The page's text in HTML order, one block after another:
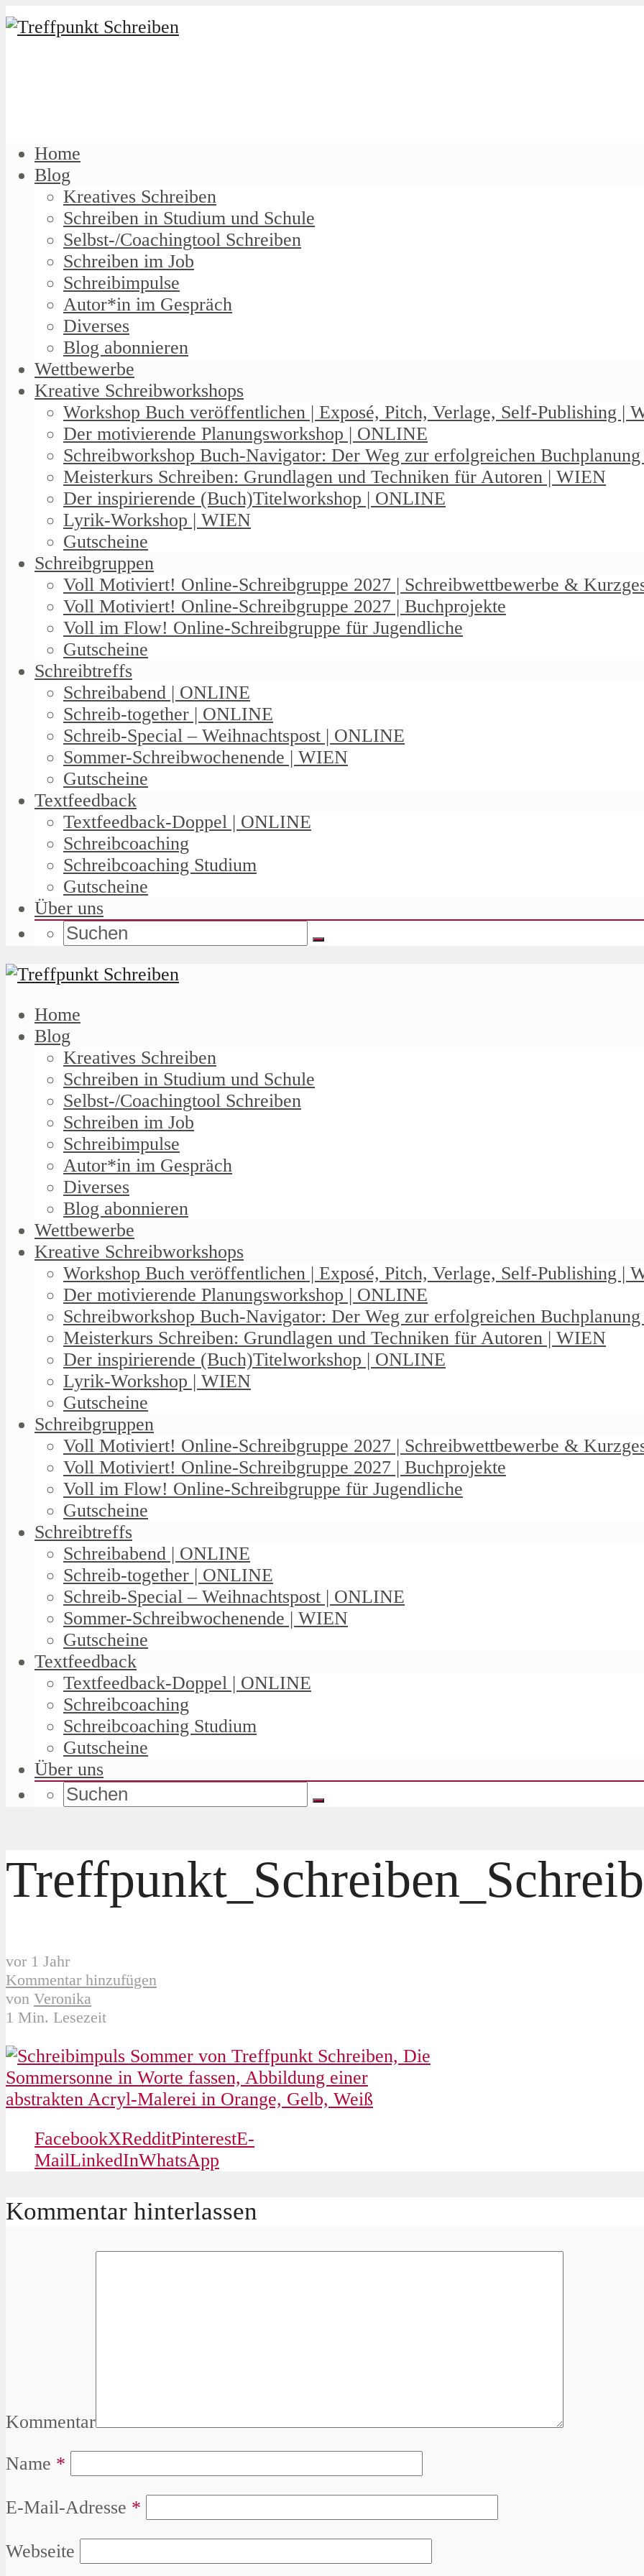
Home
Blog
Kreatives Schreiben
Schreiben in Studium und Schule
Selbst-/Coachingtool Schreiben
Schreiben im Job
Schreibimpulse
Autor*in im Gespräch
Diverses
Blog abonnieren
Wettbewerbe
Kreative Schreibworkshops
Workshop Buch veröffentlichen | Exposé, Pitch, Verlage, Self-Publishing |
Der motivierende Planungsworkshop | ONLINE
Schreibworkshop Buch-Navigator: Der Weg zur erfolgreichen
Meisterkurs Schreiben: Grundlagen und Techniken für Autoren | WIEN
Der inspirierende (Buch)Titelworkshop | ONLINE
Lyrik-Workshop | WIEN
Gutscheine
Schreibgruppen
Voll Motiviert! Online-Schreibgruppe 2027 | Schreibwettbewerbe &
Voll Motiviert! Online-Schreibgruppe 2027 | Buchprojekte
Voll im Flow! Online-Schreibgruppe für Jugendliche
Gutscheine
Schreibtreffs
Schreibabend | ONLINE
Schreib-together | ONLINE
Schreib-Special – Weihnachtspost | ONLINE
Sommer-Schreibwochenende | WIEN
Gutscheine
Textfeedback
Textfeedback-Doppel | ONLINE
Schreibcoaching
Schreibcoaching Studium
Gutscheine
Über uns
Home
Blog
Kreatives Schreiben
Schreiben in Studium und Schule
Selbst-/Coachingtool Schreiben
Schreiben im Job
Schreibimpulse
Autor*in im Gespräch
Diverses
Blog abonnieren
Wettbewerbe
Kreative Schreibworkshops
Workshop Buch veröffentlichen | Exposé, Pitch, Verlage, Self-Publishing |
Der motivierende Planungsworkshop | ONLINE
Schreibworkshop Buch-Navigator: Der Weg zur erfolgreichen
Meisterkurs Schreiben: Grundlagen und Techniken für Autoren | WIEN
Der inspirierende (Buch)Titelworkshop | ONLINE
Lyrik-Workshop | WIEN
Gutscheine
Schreibgruppen
Voll Motiviert! Online-Schreibgruppe 2027 | Schreibwettbewerbe &
Voll Motiviert! Online-Schreibgruppe 2027 | Buchprojekte
Voll im Flow! Online-Schreibgruppe für Jugendliche
Gutscheine
Schreibtreffs
Schreibabend | ONLINE
Schreib-together | ONLINE
Schreib-Special – Weihnachtspost | ONLINE
Sommer-Schreibwochenende | WIEN
Gutscheine
Textfeedback
Textfeedback-Doppel | ONLINE
Schreibcoaching
Schreibcoaching Studium
Gutscheine
Über uns
vor 1 Jahr
Kommentar hinzufügen
von Veronika
1 Min. Lesezeit
FacebookXRedditPinterestE-
MailLinkedInWhatsApp
Kommentar hinterlassen
Kommentar
Name *
E-Mail-Adresse *
Webseite